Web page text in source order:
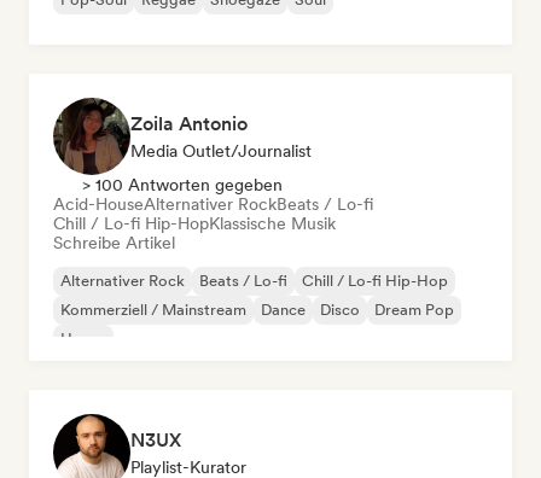
Zoila Antonio
Media Outlet/Journalist
> 100 Antworten gegeben
Acid-HouseAlternativer RockBeats / Lo-fi
Chill / Lo-fi Hip-HopKlassische Musik
Schreibe Artikel
Alternativer Rock Beats / Lo-fi
Chill / Lo-fi Hip-Hop
Kommerziell / Mainstream
Dance Disco
Dream Pop
House
N3UX
Playlist-Kurator